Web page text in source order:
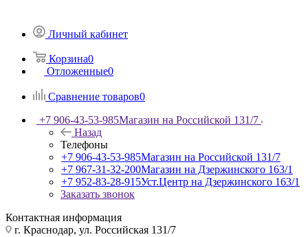
Личный кабинет
Корзина0
Отложенные0
Сравнение товаров0
+7 906-43-53-985Магазин на Российской 131/7
Назад
Телефоны
+7 906-43-53-985Магазин на Российской 131/7
+7 967-31-32-200Магазин на Дзержинского 163/1
+7 952-83-28-915Уст.Центр на Дзержинского 163/1
Заказать звонок
Контактная информация
г. Краснодар, ул. Российская 131/7